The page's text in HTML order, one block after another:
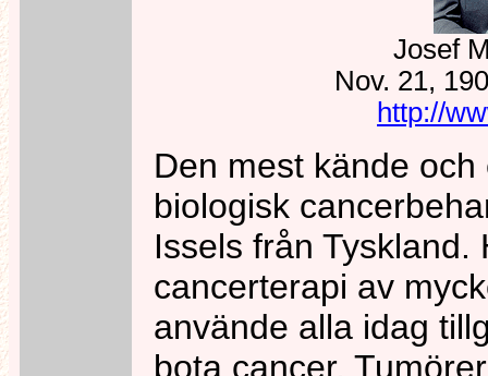
Josef
Nov. 21,
http://
Den mest kände
biologisk
Issels från
cancerterapi av
använde alla idag
bota cancer.